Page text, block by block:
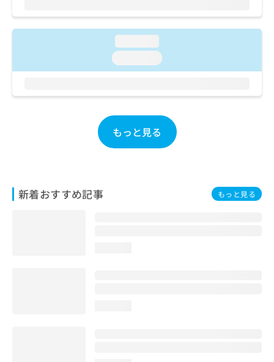
もっと見る
新着おすすめ記事 もっと見る
問
い
せ
こ